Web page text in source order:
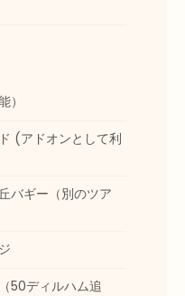
）
(アドオンとして利
バギー（別のツア
50ディルハム追